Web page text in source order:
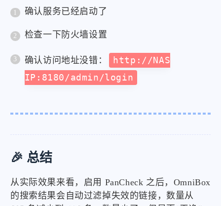
确认服务已经启动了
检查一下防火墙设置
确认访问地址没错：
http://NAS
IP:8180/admin/login
🎉 总结
从实际效果来看，启用 PanCheck 之后，OmniBox
的搜索结果会自动过滤掉失效的链接，数量从